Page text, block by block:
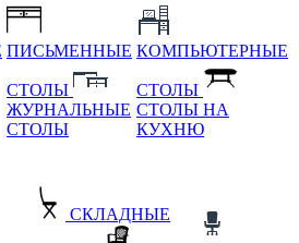
ПИСЬМЕННЫЕ
СТОЛЫ
ЖУРНАЛЬНЫЕ
СТОЛЫ
КОМПЬЮТЕРНЫЕ
СТОЛЫ
СТОЛЫ НА
КУХНЮ
СКЛАДНЫЕ